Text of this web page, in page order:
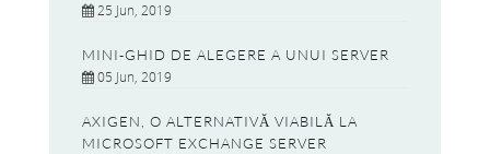
25 Jun, 2019
MINI-GHID DE ALEGERE A UNUI SERVER
05 Jun, 2019
AXIGEN, O ALTERNATIVĂ VIABILĂ LA
MICROSOFT EXCHANGE SERVER